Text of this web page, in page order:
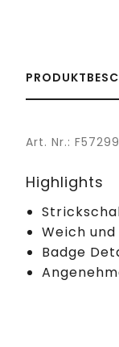
Art. Nr.:
Highlights
Weich
Badge